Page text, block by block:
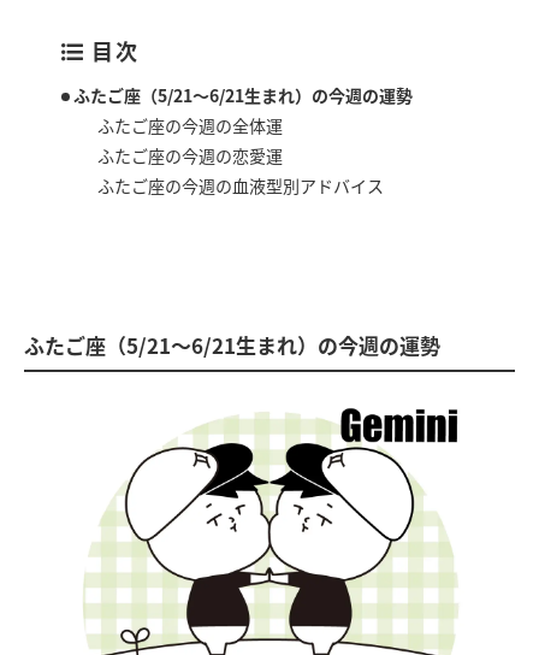
目次
ふたご座（5/21～6/21生まれ）の今週の運勢
ふたご座の今週の全体運
ふたご座の今週の恋愛運
ふたご座の今週の血液型別アドバイス
ふたご座（5/21～6/21生まれ）の今週の運勢